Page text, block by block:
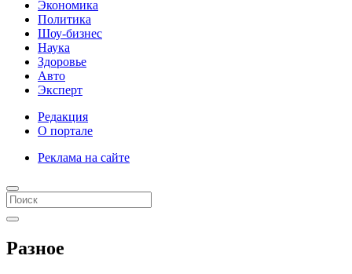
Экономика
Политика
Шоу-бизнес
Наука
Здоровье
Авто
Эксперт
Редакция
О портале
Реклама на сайте
Разное